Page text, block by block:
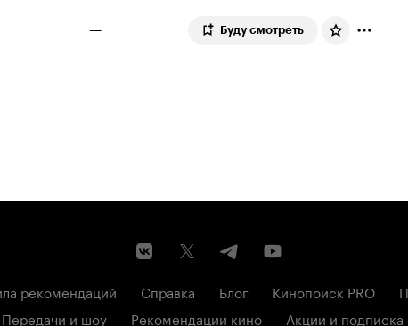
— Буду смотреть
рекомендаций Справка Блог Кинопоиск PRO
Передачи и шоу Рекомендации кино Акции и подписка